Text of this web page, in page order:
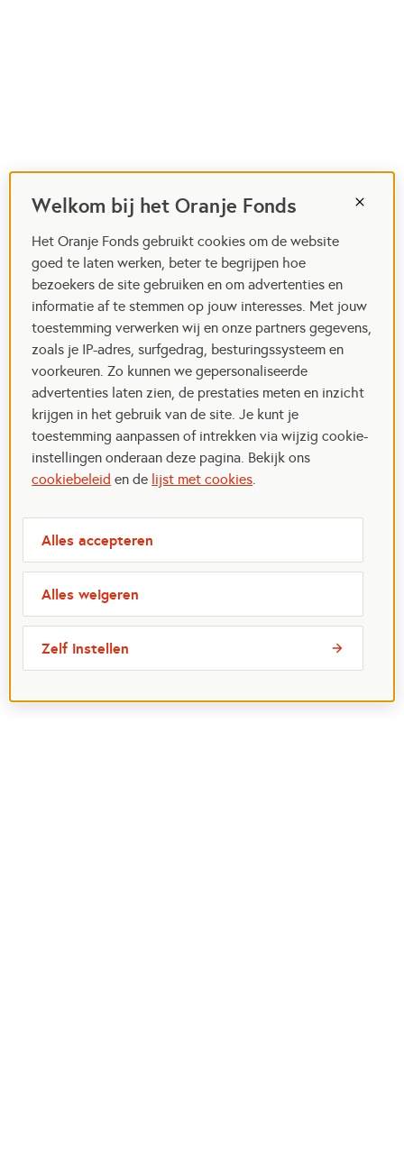
Welkom bij het Oranje Fonds
Het Oranje Fonds gebruikt cookies om de website
goed te laten werken, beter te begrijpen hoe
bezoekers de site gebruiken en om advertenties en
informatie af te stemmen op jouw interesses. Met jouw
toestemming verwerken wij en onze partners gegevens,
zoals je IP-adres, surfgedrag, besturingssysteem en
voorkeuren. Zo kunnen we gepersonaliseerde
advertenties laten zien, de prestaties meten en inzicht
krijgen in het gebruik van de site. Je kunt je
toestemming aanpassen of intrekken via wijzig cookie-
instellingen onderaan deze pagina. Bekijk ons
cookiebeleid en de lijst met cookies.
Alles accepteren
Alles weigeren
Zelf instellen